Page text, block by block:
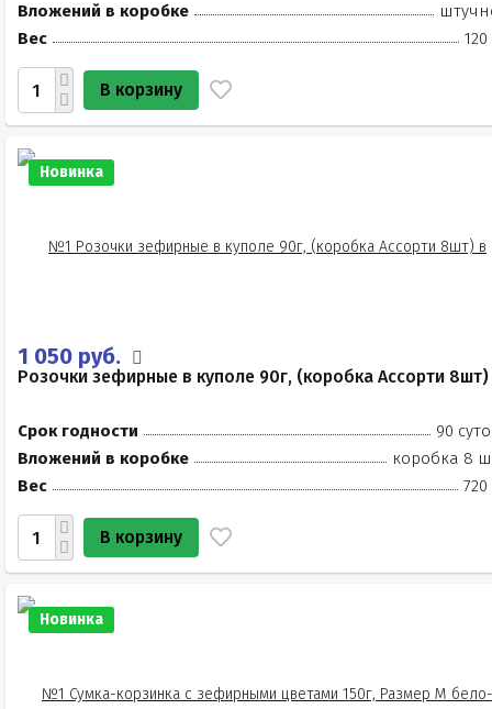
Вложений в коробке
Вес
120
В корзину
Новинка
1 050 руб.
Розочки зефирные в куполе 90г, (коробка Ассорти 8шт)
Срок годности
90
Вложений в коробке
коробка 8
Вес
720
В корзину
Новинка